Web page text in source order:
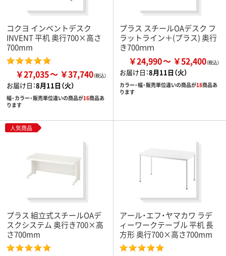
コクヨ インベントデスク
INVENT 平机 奥行700×高さ
700mm
￥27,035 ￥37,740
お届け日：8月11日（火）
幅・カラー・販売単位違いの商品が16商品あ
ります
プラス スチールOAデスク フ
ラットライン＋(プラス) 奥行
き700ｍｍ
￥24,990 ￥52,400
お届け日：8月11日（火）
カラー・幅・販売単位違いの商品が18商品あ
ります
人気商品
プラス 組立式スチールOAデ
スクシステム 奥行き700×高
さ700mm
アール・エフ・ヤマカワ ラデ
ィーワークテーブル 平机 長
方形 奥行700×高さ700mm